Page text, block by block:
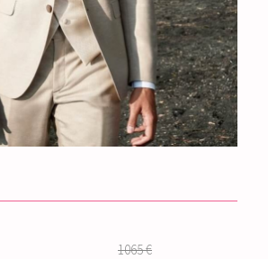
1065 €